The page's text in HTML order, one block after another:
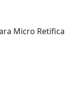
Micro Retifica